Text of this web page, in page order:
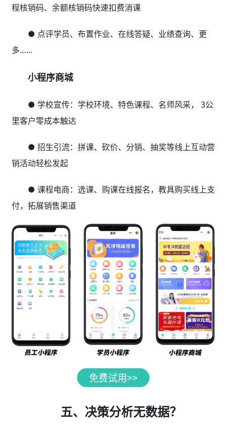
程核销码、余额核销码快速扣费消课
● 点评学员、布置作业、在线答疑、业绩查询、更
多……
小程序商城
● 学校宣传：学校环境、特色课程、名师风采， 3公
里客户零成本触达
● 招生引流：拼课、砍价、分销、抽奖等线上互动营
销活动轻松发起
● 课程电商：选课、购课在线报名，教具购买线上支
付，拓展销售渠道
五、决策分析无数据？